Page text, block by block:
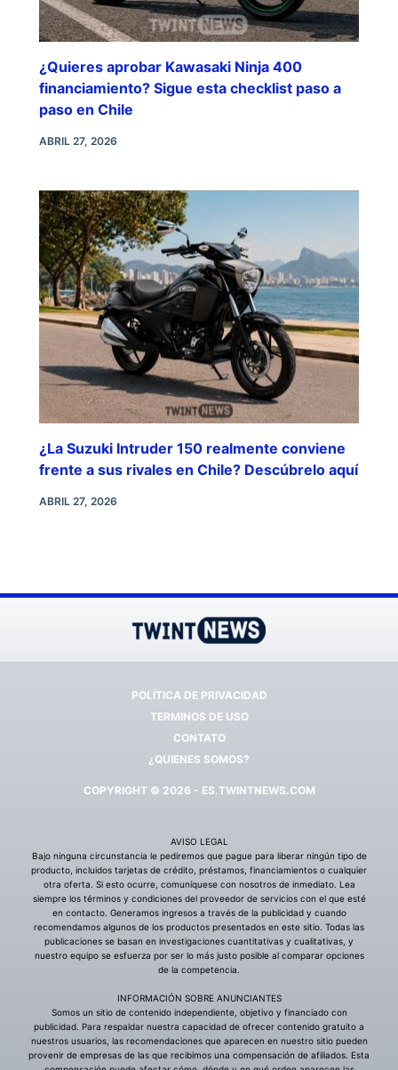
¿Quieres aprobar Kawasaki Ninja 400
financiamiento? Sigue esta checklist paso a
paso en Chile
ABRIL 27, 2026
¿La Suzuki Intruder 150 realmente conviene
frente a sus rivales en Chile? Descúbrelo aquí
ABRIL 27, 2026
POLÍTICA DE PRIVACIDAD
TERMINOS DE USO
CONTATO
¿QUIENES SOMOS?
COPYRIGHT © 2026 - ES.TWINTNEWS.COM